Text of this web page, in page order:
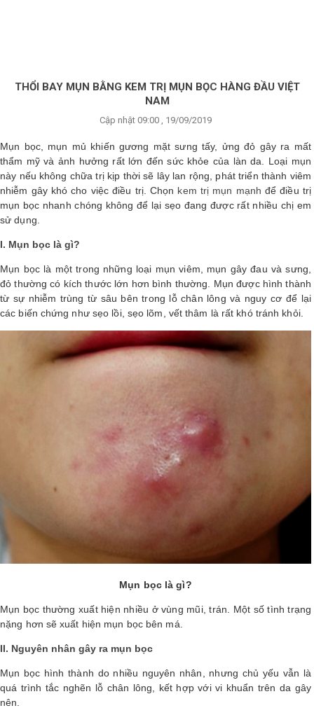
Shop All Brand A-
Z
THỔI BAY MỤN BẰNG KEM TRỊ MỤN BỌC HÀNG ĐẦU VIỆT
NAM
Cập nhật 09:00 , 19/09/2019
Mụn bọc, mụn mủ khiến gương mặt sưng tấy, ửng đỏ gây ra mất
thẩm mỹ và ảnh hưởng rất lớn đến sức khỏe của làn da. Loại mụn
này nếu không chữa trị kịp thời sẽ lây lan rộng, phát triển thành viêm
nhiễm gây khó cho việc điều trị. Chọn kem trị mụn mạnh để điều trị
mụn bọc nhanh chóng không để lại sẹo đang được rất nhiều chị em
sử dụng.
I. Mụn bọc là gì?
Mụn bọc là một trong những loại mụn viêm, mụn gây đau và sưng,
đỏ thường có kích thước lớn hơn bình thường. Mụn được hình thành
từ sự nhiễm trùng từ sâu bên trong lỗ chân lông và nguy cơ để lại
các biến chứng như sẹo lồi, sẹo lõm, vết thâm là rất khó tránh khỏi.
Mụn bọc là gì?
Mụn bọc thường xuất hiện nhiều ở vùng mũi, trán. Một số tình trạng
nặng hơn sẽ xuất hiện mụn bọc bên má.
II. Nguyên nhân gây ra mụn bọc
Mụn bọc hình thành do nhiều nguyên nhân, nhưng chủ yếu vẫn là
quá trình tắc nghẽn lỗ chân lông, kết hợp với vi khuẩn trên da gây
nên.